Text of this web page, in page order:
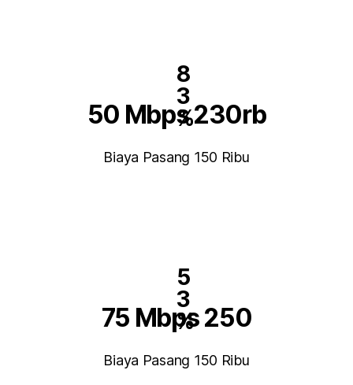
8
3
%
50 Mbps 230rb
Biaya Pasang 150 Ribu
5
3
%
75 Mbps 250
Biaya Pasang 150 Ribu